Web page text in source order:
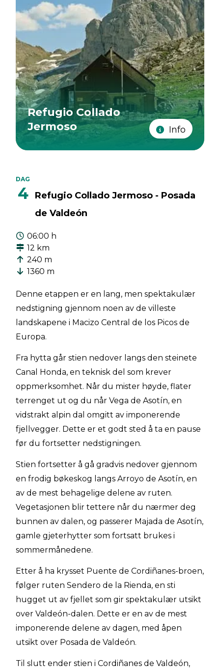
Refugio Collado
Jermoso
Info
DAG
4
Refugio Collado Jermoso - Posada
de Valdeón
06:00 h
12 km
240 m
1360 m
Denne etappen er en lang, men spektakulær
nedstigning gjennom noen av de villeste
landskapene i Macizo Central de los Picos de
Europa.
Fra hytta går stien nedover langs den steinete
Canal Honda, en teknisk del som krever
oppmerksomhet. Når du mister høyde, flater
terrenget ut og du når Vega de Asotín, en
vidstrakt alpin dal omgitt av imponerende
fjellvegger. Dette er et godt sted å ta en pause
før du fortsetter nedstigningen.
Stien fortsetter å gå gradvis nedover gjennom
en frodig bøkeskog langs Arroyo de Asotín, en
av de mest behagelige delene av ruten.
Vegetasjonen blir tettere når du nærmer deg
bunnen av dalen, og passerer Majada de Asotín,
gamle gjeterhytter som fortsatt brukes i
sommermånedene.
Etter å ha krysset Puente de Cordiñanes-broen,
følger ruten Sendero de la Rienda, en sti
hugget ut av fjellet som gir spektakulær utsikt
over Valdeón-dalen. Dette er en av de mest
imponerende delene av dagen, med åpen
utsikt over Posada de Valdeón.
Til slutt ender stien i Cordiñanes de Valdeón,